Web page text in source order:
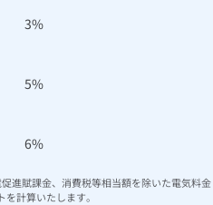
3%
5%
6%
進賦課金、消費税等相当額を除いた電気料金
計算いたします。